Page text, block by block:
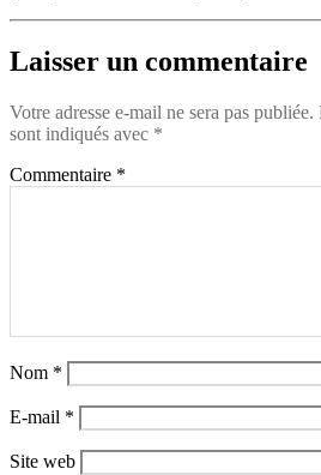
Laisser un commentaire
Votre adresse e-mail ne sera pas publiée.
sont indiqués avec *
Commentaire *
Nom *
E-mail *
Site web